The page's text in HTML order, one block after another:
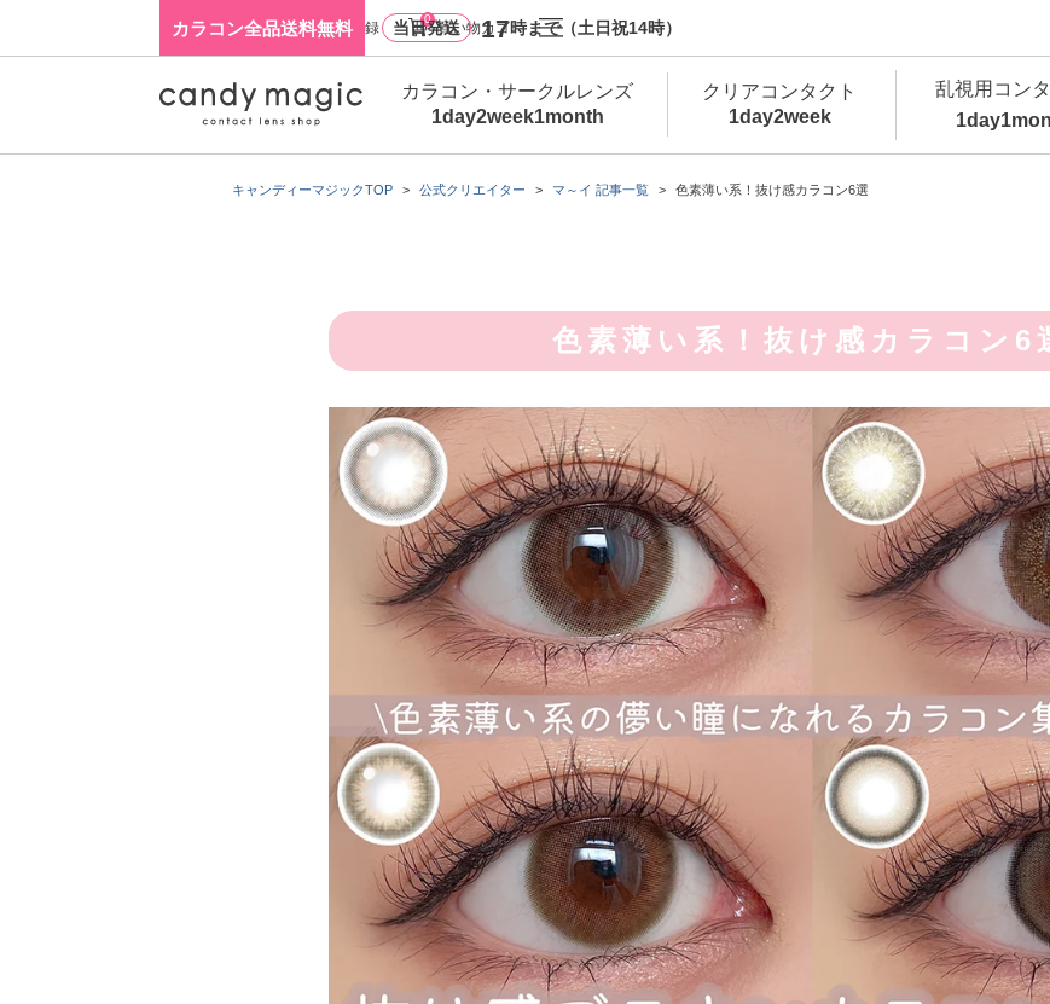
カラコン全品送料無料 当日発送 17時まで（土日祝14時）
キャンディーマジックTOP 公式クリエイター マ～イ 記事一覧 色素薄い系！抜け感カラコン6選
色素薄い系！抜け感カラコン6
ログイン・新規会員登録
0
買い物カゴ
カラコン・サークルレンズ
1day2week1month
クリアコンタクト
1day2week
乱視用コン
1day
カラコン・サークルレンズ 1day 商品一
クリアコンタクトレンズ 1day 商品一